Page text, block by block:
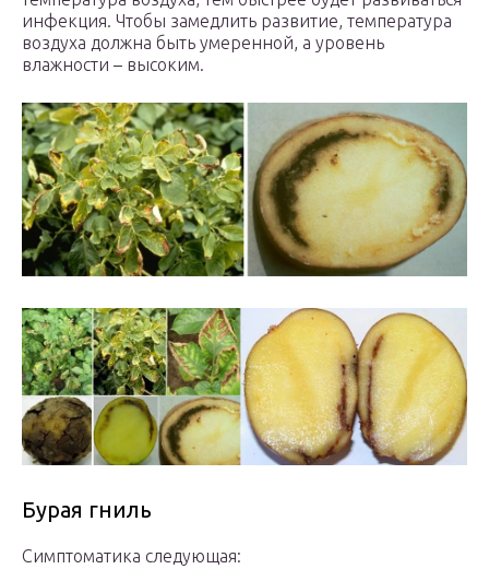
инфекция. Чтобы замедлить развитие, температура
воздуха должна быть умеренной, а уровень
влажности – высоким.
Бурая гниль
Симптоматика следующая: